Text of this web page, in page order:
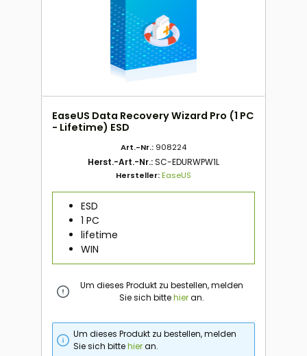
EaseUS Data Recovery Wizard Pro (1 PC
- Lifetime) ESD
Art.-Nr.: 908224
Herst.-Art.-Nr.:SC-EDURWPW1L
Hersteller:EaseUS
ESD
1 PC
lifetime
WIN
Um dieses Produkt zu bestellen, melden
Sie sich bittehieran.
Um dieses Produkt zu bestellen, melden
Sie sich bittehieran.